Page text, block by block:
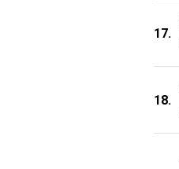
17.
18.